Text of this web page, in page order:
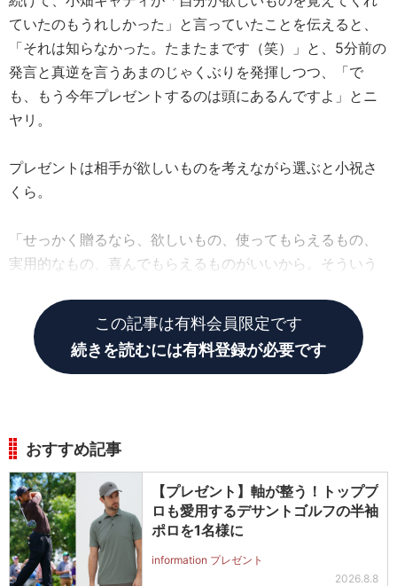
ていたのもうれしかった」と言っていたことを伝えると、
「それは知らなかった。たまたまです（笑）」と、5分前の
発言と真逆を言うあまのじゃくぶりを発揮しつつ、「で
も、もう今年プレゼントするのは頭にあるんですよ」とニ
ヤリ。
プレゼントは相手が欲しいものを考えながら選ぶと小祝さ
くら。
「せっかく贈るなら、欲しいもの、使ってもらえるもの、
実用的なもの、喜んでもらえるものがいいから。そういう
この記事は有料会員限定です
続きを読むには有料登録が必要です
おすすめ記事
【プレゼント】軸が整う！トッププ
ロも愛用するデサントゴルフの半袖
ポロを1名様に
information プレゼント
2026.8.8